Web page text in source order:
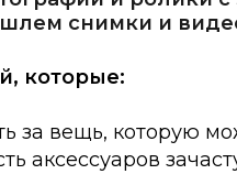
снимки и
которые:
за вещь, которую
аксессуаров